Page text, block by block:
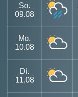
So.
09.08
Mo.
10.08
Di.
11.08